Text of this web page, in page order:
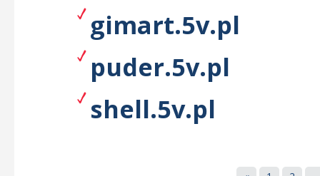
gimart.5v.pl
puder.5v.pl
shell.5v.pl